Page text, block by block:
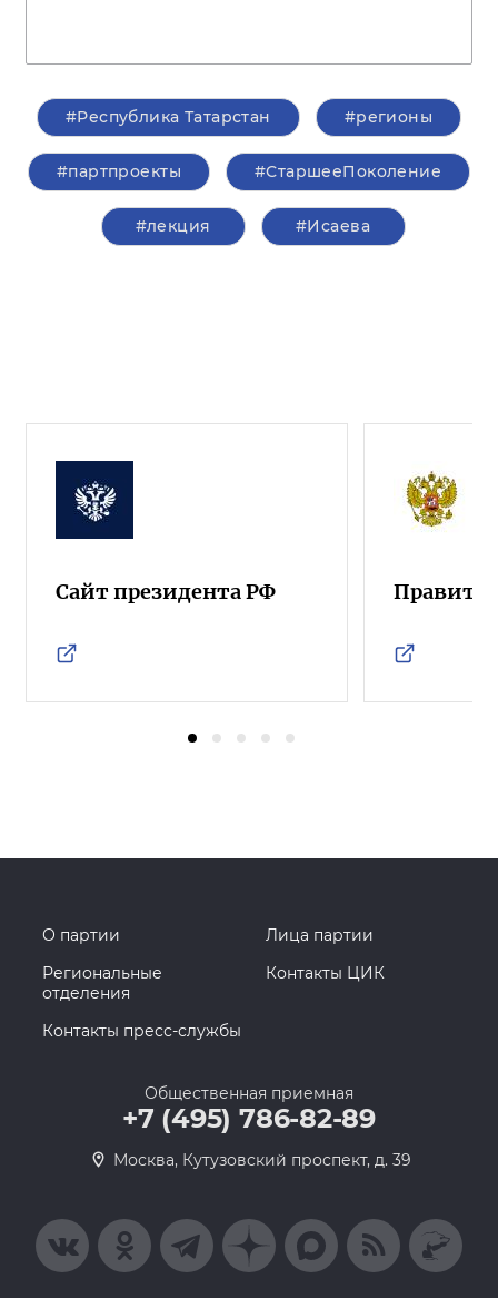
#Республика Татарстан #регионы
#партпроекты #СтаршееПоколение
#лекция #Исаева
Сайт президента РФ
О партии
Лица партии
Региональные
отделения
Контакты ЦИК
Контакты пресс-службы
Общественная приемная
+7 (495) 786-82-89
Москва, Кутузовский проспект, д. 39